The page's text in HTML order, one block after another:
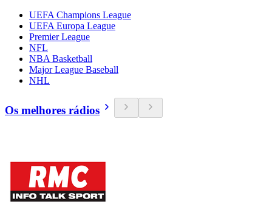
UEFA Champions League
UEFA Europa League
Premier League
NFL
NBA Basketball
Major League Baseball
NHL
Os melhores rádios